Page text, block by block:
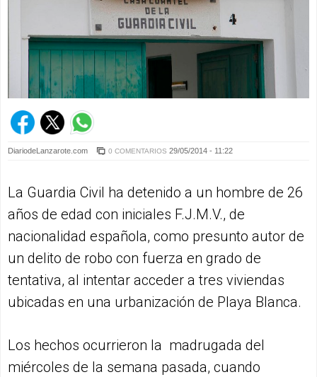
DiariodeLanzarote.com 0 COMENTARIOS 29/05/2014 - 11:22
La Guardia Civil ha detenido a un hombre de 26
años de edad con iniciales F.J.M.V., de
nacionalidad española, como presunto autor de
un delito de robo con fuerza en grado de
tentativa, al intentar acceder a tres viviendas
ubicadas en una urbanización de Playa Blanca.
Los hechos ocurrieron la madrugada del
miércoles de la semana pasada, cuando